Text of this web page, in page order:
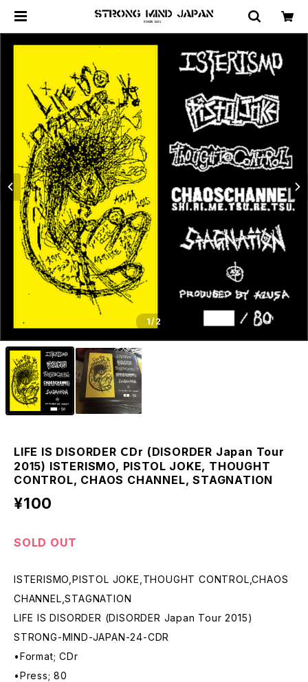
1/2
LIFE IS DISORDER ＣDr (DISORDER Japan Tour
2015) ISTERISMO, PISTOL JOKE, THOUGHT
CONTROL, CHAOS CHANNEL, STAGNATION
¥100
SOLD OUT
ISTERISMO,PISTOL JOKE,THOUGHT CONTROL,CHAOS
CHANNEL,STAGNATION
LIFE IS DISORDER (DISORDER Japan Tour 2015)
STRONG-MIND-JAPAN-24-CDR
•Format; CDr
•Press; 80